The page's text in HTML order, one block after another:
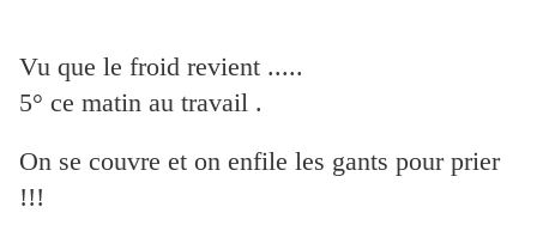
Vu que le froid revient .....
5° ce matin au travail .
On se couvre et on enfile les gants pour prier
!!!